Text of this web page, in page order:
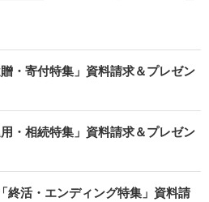
・寄付特集」資料請求＆プレゼン
・相続特集」資料請求＆プレゼン
終活・エンディング特集」資料請